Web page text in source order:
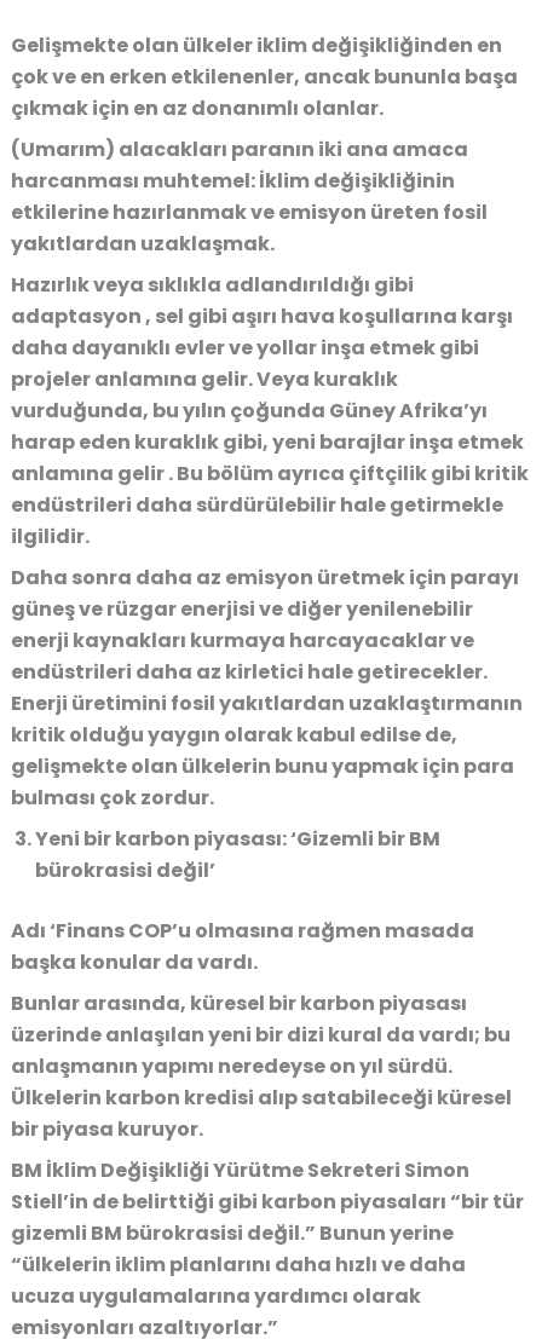
Gelişmekte olan ülkeler iklim değişikliğinden en
çok ve en erken etkilenenler, ancak bununla başa
çıkmak için en az donanımlı olanlar.
(Umarım) alacakları paranın iki ana amaca
harcanması muhtemel: İklim değişikliğinin
etkilerine hazırlanmak ve emisyon üreten fosil
yakıtlardan uzaklaşmak.
Hazırlık veya sıklıkla adlandırıldığı gibi
adaptasyon , sel gibi aşırı hava koşullarına karşı
daha dayanıklı evler ve yollar inşa etmek gibi
projeler anlamına gelir. Veya kuraklık
vurduğunda, bu yılın çoğunda Güney Afrika’yı
harap eden kuraklık gibi, yeni barajlar inşa etmek
anlamına gelir . Bu bölüm ayrıca çiftçilik gibi kritik
endüstrileri daha sürdürülebilir hale getirmekle
ilgilidir.
Daha sonra daha az emisyon üretmek için parayı
güneş ve rüzgar enerjisi ve diğer yenilenebilir
enerji kaynakları kurmaya harcayacaklar ve
endüstrileri daha az kirletici hale getirecekler.
Enerji üretimini fosil yakıtlardan uzaklaştırmanın
kritik olduğu yaygın olarak kabul edilse de,
gelişmekte olan ülkelerin bunu yapmak için para
bulması çok zordur.
Yeni bir karbon piyasası: ‘Gizemli bir BM
bürokrasisi değil’
Adı ‘Finans COP’u olmasına rağmen masada
başka konular da vardı.
Bunlar arasında, küresel bir karbon piyasası
üzerinde anlaşılan yeni bir dizi kural da vardı; bu
anlaşmanın yapımı neredeyse on yıl sürdü.
Ülkelerin karbon kredisi alıp satabileceği küresel
bir piyasa kuruyor.
BM İklim Değişikliği Yürütme Sekreteri Simon
Stiell’in de belirttiği gibi karbon piyasaları “bir tür
gizemli BM bürokrasisi değil.” Bunun yerine
“ülkelerin iklim planlarını daha hızlı ve daha
ucuza uygulamalarına yardımcı olarak
emisyonları azaltıyorlar.”